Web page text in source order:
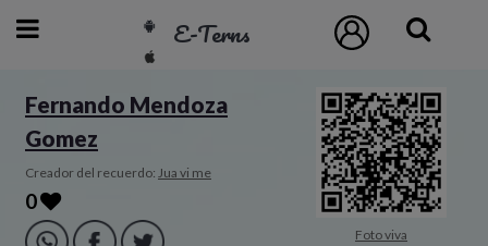
E-Terns
ESP
ENG
POR
Inicio
Fernando Mendoza
Gomez
Creador del recuerdo: Jua vi me
0
Foto viva